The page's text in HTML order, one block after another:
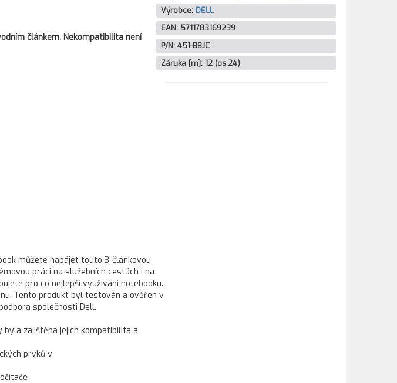
článkem. Nekompatibilita není
můžete napájet touto 3-článkovou
práci na služebních cestách i na
pro co nejlepší využívání notebooku.
Tento produkt byl testován a ověřen v
společnosti Dell.
zajištěna jejich kompatibilita a
prvků v
Výrobce: DELL
EAN: 5711783169239
P/N: 451-BBJC
Záruka [m]: 12 (os.24)